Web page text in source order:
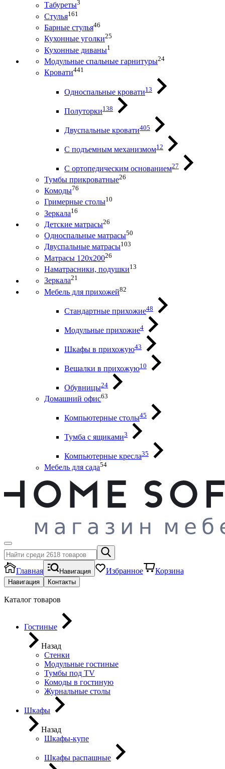
Табуреты3
Стулья161
Барные стулья46
Кухонные уголки25
Кухонные диваны1
Модульные спальные гарнитуры24
Кровати441
Односпальные кровати13
Полуторки138
Двуспальные кровати405
С подъемным механизмом12
С ортопедическим основанием27
Тумбы прикроватные26
Комоды76
Гримерные столы10
Зеркала16
Детские матрасы26
Односпальные матрасы50
Двуспальные матрасы103
Матрасы 120х20026
Наматрасники, подушки13
Зеркала21
Мебель для прихожей82
Стандартные прихожие48
Модульные прихожие4
Шкафы в прихожую43
Вешалки в прихожую10
Обувницы24
Домашний офис63
Компьютерные столы45
Тумба с ящиками3
Компьютерные кресла35
Мебель для сада54
Главная Навигация Избранное Корзина
Навигация Контакты
Каталог товаров
Гостиные
Назад
Стенки
Модульные гостиные
Тумбы под ТV
Комоды в гостиную
Журнальные столы
Шкафы
Назад
Шкафы-купе
Шкафы распашные